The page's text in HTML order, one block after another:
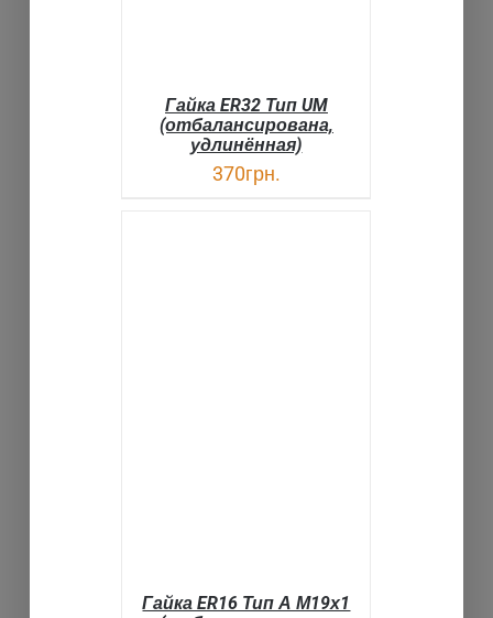
Гайка ER32 Тип UM
(отбалансирована,
удлинённая)
370грн.
Гайка ER16 Тип А М19х1